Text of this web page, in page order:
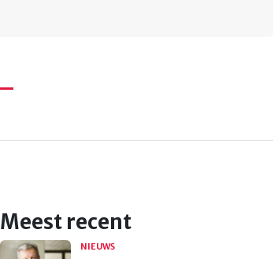
Meest recent
NIEUWS